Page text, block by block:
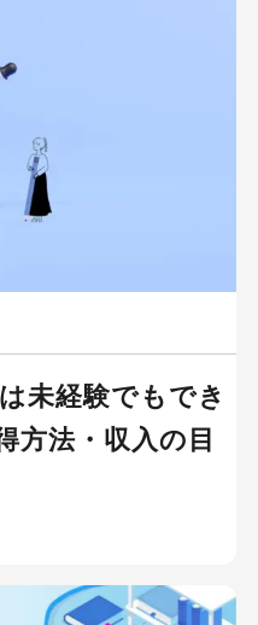
未経験でもでき
方法・収入の目